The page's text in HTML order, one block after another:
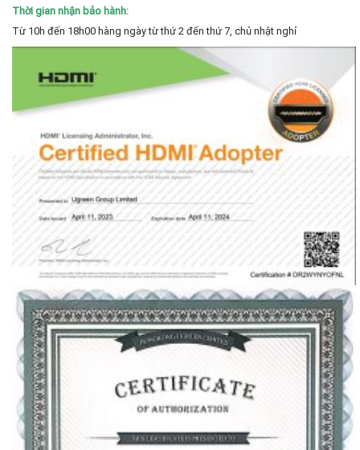
Thời gian nhận bảo hành:
Từ 10h đến 18h00 hàng ngày từ thứ 2 đến thứ 7, chủ nhật nghỉ